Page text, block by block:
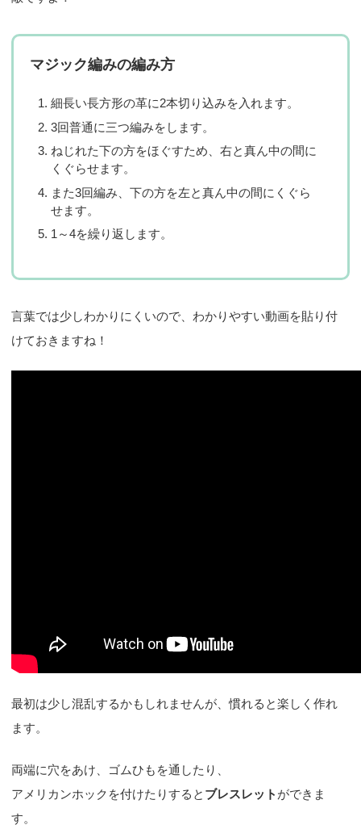
マジック編みの編み方
細長い長方形の革に2本切り込みを入れます。
3回普通に三つ編みをします。
ねじれた下の方をほぐすため、右と真ん中の間に
くぐらせます。
また3回編み、下の方を左と真ん中の間にくぐら
せます。
1～4を繰り返します。
言葉では少しわかりにくいので、わかりやすい動画を貼り付
けておきますね！
最初は少し混乱するかもしれませんが、慣れると楽しく作れ
ます。
両端に穴をあけ、ゴムひもを通したり、
アメリカンホックを付けたりすると ブレスレット ができま
す。